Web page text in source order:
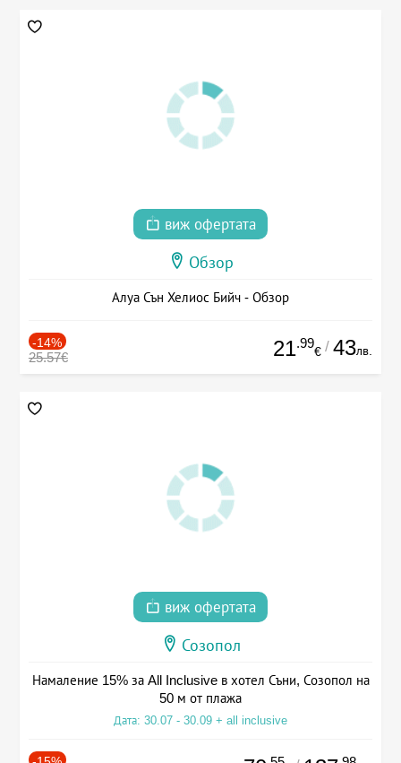
виж офертата
Обзор
Алуа Сън Хелиос Бийч - Обзор
-14%
25.57€ 21.99
€ / 43лв.
виж офертата
Созопол
Намаление 15% за All Inclusive в хотел Съни, Созопол на
50 м от плажа
Дата: 30.07 - 30.09 + all inclusive